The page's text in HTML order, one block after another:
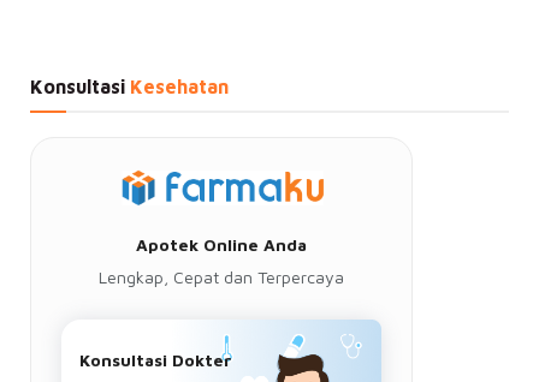
Konsultasi Kesehatan
Apotek Online Anda
Lengkap, Cepat dan Terpercaya
Konsultasi Dokter